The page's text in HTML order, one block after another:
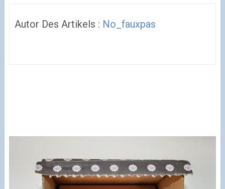
Autor Des Artikels : No_fauxpas